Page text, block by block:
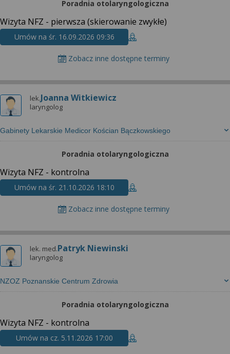
Poradnia otolaryngologiczna
Wizyta NFZ - pierwsza (skierowanie zwykłe)
Umów na śr. 16.09.2026 09:36
Zobacz inne dostępne terminy
lek.Joanna Witkiewicz
laryngolog
Gabinety Lekarskie Medicor Kościan Bączkowskiego
Poradnia otolaryngologiczna
Wizyta NFZ - kontrolna
Umów na śr. 21.10.2026 18:10
Zobacz inne dostępne terminy
lek. med.Patryk Niewinski
laryngolog
NZOZ Poznanskie Centrum Zdrowia
Poradnia otolaryngologiczna
Wizyta NFZ - kontrolna
Umów na cz. 5.11.2026 17:00